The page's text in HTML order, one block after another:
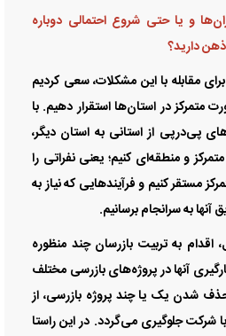
و یا حتی شروع احتمالی دوباره
دارید؟
مقابله با این مشکلات، سعی کردیم
متمرکز در استان‌ها استقرار دهیم. با
پی‌درپی از استانی به استان دیگر،
و منطقه‌ای کنیم؛ یعنی نفراتی را
مستقر کنیم و فرآیند‌هایی که نیاز به
آنها به سرانجام برسانیم.
به تربیت بازرسان چند منظوره
آنها در پروژه‌های بازرسی مختلف
شدن یک یا چند پروژه بازرسی، از
شرکت جلوگیری می‌گردد. در این راستا